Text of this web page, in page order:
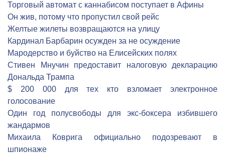
Торговый автомат с каннабисом поступает в Афины
Он жив, потому что пропустил свой рейс
Желтые жилеты возвращаются на улицу
Кардинал Барбарин осужден за не осуждение
Мародерство и буйство на Елисейских полях
Стивен Мнучин предоставит налоговую декларацию
Дональда Трампа
$ 200 000 для тех кто взломает электронное
голосование
Один год полусвободы для экс-боксера избившего
жандармов
Михаила Коврига официально подозревают в
шпионаже